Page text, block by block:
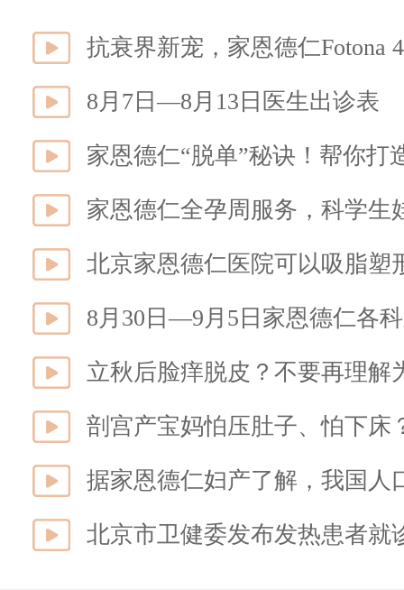
抗衰界新宠，家恩德仁Fotona
8月7日—8月13日医生出诊表
家恩德仁“脱单”秘诀！帮你打
家恩德仁全孕周服务，科学生
北京家恩德仁医院可以吸脂塑
8月30日—9月5日家恩德仁各
立秋后脸痒脱皮？不要再理解
北京市卫健委发布发热患者就